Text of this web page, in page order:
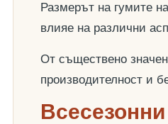
Размерът на гумите
влияе на различни
От съществено
производителност и